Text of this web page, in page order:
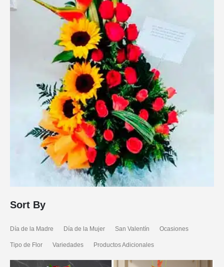
Sort By
Día de la Madre Día de la Mujer San Valentín Ocasiones
Tipo de Flor Variedades Productos Adicionales